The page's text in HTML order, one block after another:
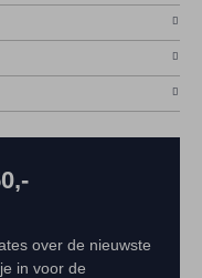
over de nieuwste
in voor de